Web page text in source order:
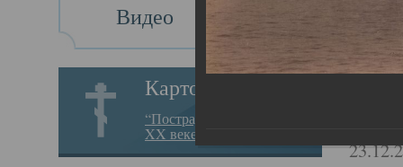
Видео
Картотека
“Пострадавшие за веру в
XX веке на Севере”